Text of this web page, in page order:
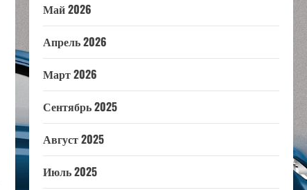
Май 2026
Апрель 2026
Март 2026
Сентябрь 2025
Август 2025
Июль 2025